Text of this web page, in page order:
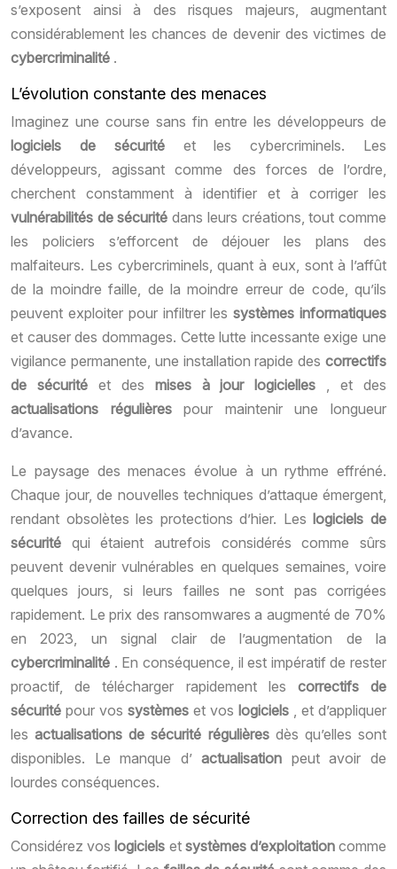
s’exposent ainsi à des risques majeurs, augmentant
considérablement les chances de devenir des victimes de
cybercriminalité .
L’évolution constante des menaces
Imaginez une course sans fin entre les développeurs de
logiciels de sécurité et les cybercriminels. Les
développeurs, agissant comme des forces de l’ordre,
cherchent constamment à identifier et à corriger les
vulnérabilités de sécuritédans leurs créations, tout comme
les policiers s’efforcent de déjouer les plans des
malfaiteurs. Les cybercriminels, quant à eux, sont à l’affût
de la moindre faille, de la moindre erreur de code, qu’ils
peuvent exploiter pour infiltrer lessystèmes informatiques
et causer des dommages. Cette lutte incessante exige une
vigilance permanente, une installation rapide des correctifs
de sécurité et des mises à jour logicielles , et des
actualisations régulièrespour maintenir une longueur
d’avance.
Le paysage des menaces évolue à un rythme effréné.
Chaque jour, de nouvelles techniques d’attaque émergent,
rendant obsolètes les protections d’hier. Les logiciels de
sécurité qui étaient autrefois considérés comme sûrs
peuvent devenir vulnérables en quelques semaines, voire
quelques jours, si leurs failles ne sont pas corrigées
rapidement. Le prix des ransomwares a augmenté de 70%
en 2023, un signal clair de l’augmentation de la
cybercriminalité . En conséquence, il est impératif de rester
proactif, de télécharger rapidement les correctifs de
sécurité pour vos systèmes et vos logiciels , et d’appliquer
lesactualisations de sécurité régulières dès qu’elles sont
disponibles. Le manque d’actualisation peut avoir de
lourdes conséquences.
Correction des failles de sécurité
Considérez vos logiciels et systèmes d’exploitationcomme